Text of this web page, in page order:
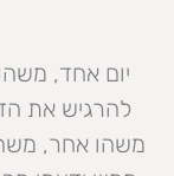
יום אחד,
להרגיש את
משהו אחר,